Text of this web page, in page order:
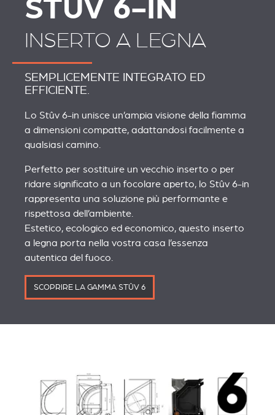
STÛV 6-IN
INSERTO A LEGNA
SEMPLICEMENTE INTEGRATO ED
EFFICIENTE.
Lo Stûv 6-in unisce un’ampia visione della fiamma
a dimensioni compatte, adattandosi facilmente a
qualsiasi camino.
Perfetto per sostituire un vecchio inserto o per
ridare significato a un focolare aperto, lo Stûv 6-in
rappresenta una soluzione più performante e
rispettosa dell’ambiente.
Estetico, ecologico ed economico, questo inserto
a legna porta nella vostra casa l’essenza
autentica del fuoco.
SCOPRIRE LA GAMMA STÛV 6